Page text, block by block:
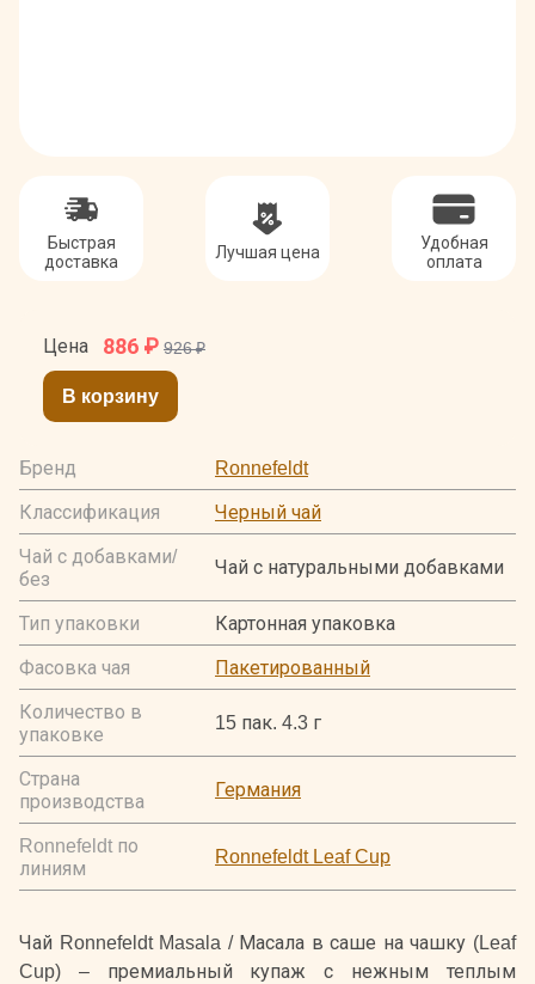
Быстрая
доставка
Лучшая цена
Удобная
оплата
Цена 886 ₽ 926 ₽
В корзину
Бренд
Ronnefeldt
Классификация
Черный чай
Чай с добавками/
без
Чай с натуральными добавками
Тип упаковки
Картонная упаковка
Фасовка чая
Пакетированный
Количество в
упаковке
15 пак. 4.3 г
Страна
производства
Германия
Ronnefeldt по
линиям
Ronnefeldt Leaf Cup
Чай Ronnefeldt Masala / Масала в саше на чашку (Leaf
Cup) – премиальный купаж с нежным теплым